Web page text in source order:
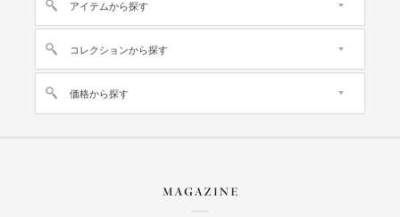
アイテムから探す
コレクションから探す
価格から探す